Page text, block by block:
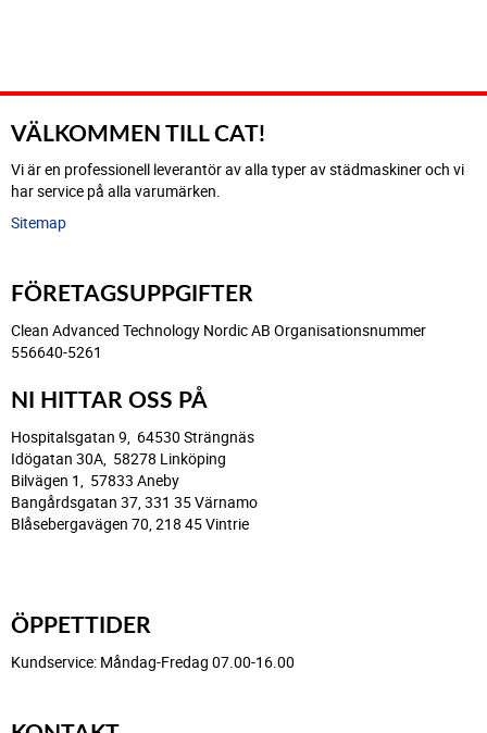
VÄLKOMMEN TILL CAT!
Vi är en professionell leverantör av alla typer av städmaskiner och vi
har service på alla varumärken.
Sitemap
FÖRETAGSUPPGIFTER
Clean Advanced Technology Nordic AB Organisationsnummer
556640-5261
NI HITTAR OSS PÅ
Hospitalsgatan 9, 64530 Strängnäs
Idögatan 30A, 58278 Linköping
Bilvägen 1, 57833 Aneby
Bangårdsgatan 37, 331 35 Värnamo
Blåsebergavägen 70, 218 45 Vintrie
ÖPPETTIDER
Kundservice: Måndag-Fredag 07.00-16.00